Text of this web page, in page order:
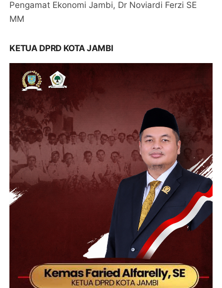
Pengamat Ekonomi Jambi, Dr Noviardi Ferzi SE
MM
KETUA DPRD KOTA JAMBI